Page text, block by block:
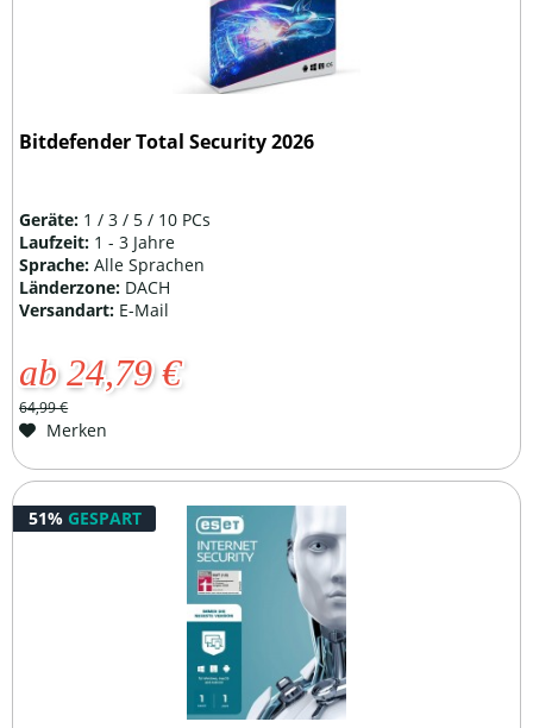
Bitdefender Total Security 2026
Geräte: 1 / 3 / 5 / 10 PCs
Laufzeit: 1 - 3 Jahre
Sprache:Alle Sprachen
Länderzone: DACH
Versandart: E-Mail
ab 24,79 €
64,99 €
Merken
51% GESPART